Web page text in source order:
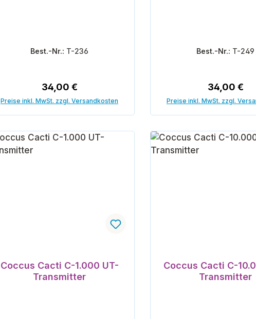
Best.-Nr.: T-236
Regulärer Preis:
34,00 €
Preise inkl. MwSt. zzgl. Versandkosten
Best.-Nr.: T-249
Regulärer
34,00 €
Preise inkl. MwSt. zzgl.
Coccus Cacti C-1.000 UT-
Transmitter
Coccus Cacti C-
Transmitter